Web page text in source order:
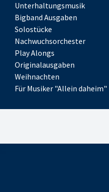
Unterhaltungsmusik
Bigband Ausgaben
Solostücke
Nachwuchsorchester
Play Alongs
Originalausgaben
Weihnachten
Für Musiker "Allein daheim"